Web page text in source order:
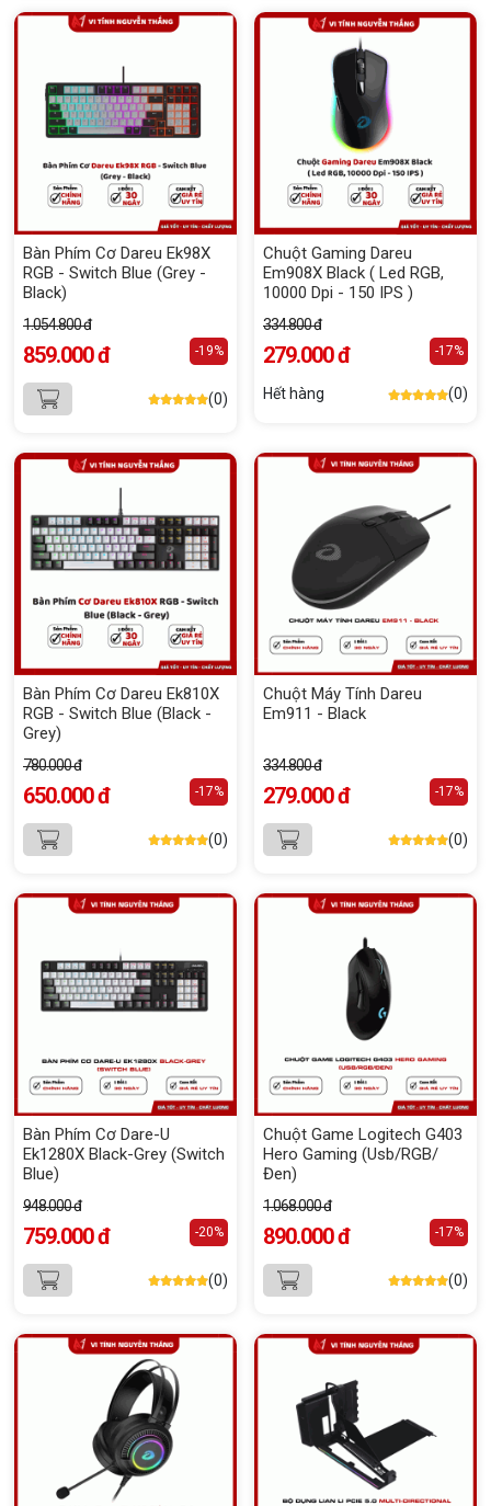
Bàn Phím Cơ Dareu Ek98X
RGB - Switch Blue (Grey -
Black)
1.054.800 đ
859.000 đ -19%
(0)
Chuột Gaming Dareu
Em908X Black ( Led RGB,
10000 Dpi - 150 IPS )
334.800 đ
279.000 đ -17%
Hết hàng (0)
Bàn Phím Cơ Dareu Ek810X
RGB - Switch Blue (Black -
Grey)
780.000 đ
650.000 đ -17%
(0)
Chuột Máy Tính Dareu
Em911 - Black
334.800 đ
279.000 đ -17%
(0)
Bàn Phím Cơ Dare-U
Ek1280X Black-Grey (Switch
Blue)
948.000 đ
759.000 đ -20%
(0)
Chuột Game Logitech G403
Hero Gaming (Usb/RGB/
Đen)
1.068.000 đ
890.000 đ -17%
(0)